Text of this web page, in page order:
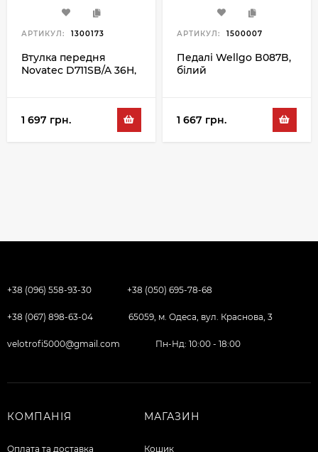
АРТИКУЛ: 1300173
Втулка передня
Novatec D711SB/A 36H,
1 697 грн.
АРТИКУЛ: 1500007
Педалі Wellgo B087B,
білий
1 667 грн.
+38 (096) 558-93-30 +38 (050) 695-78-68
+38 (067) 898-63-04 65059, м. Одеса, вул. Краснова, 3
velotrofi5000@gmail.com Пн-Нд: 10:00 - 18:00
КОМПАНІЯ
Оплата та доставка
МАГАЗИН
Кошик